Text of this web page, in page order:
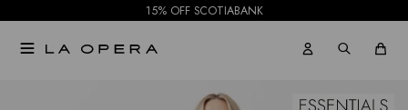
15% OFF SCOTIABANK

NOTIFICARME